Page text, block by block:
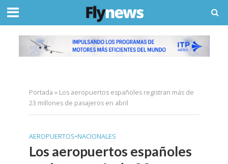
Portada » Los aeropuertos españoles registran más de
23 millones de pasajeros en abril
AEROPUERTOS•NACIONALES
Los aeropuertos españoles